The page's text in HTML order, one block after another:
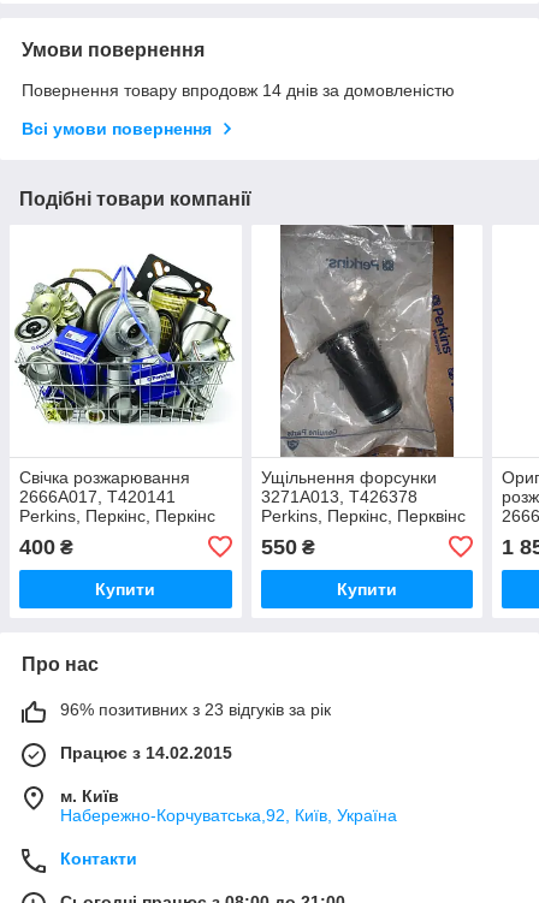
Умови повернення
Повернення товару впродовж 14 днів за домовленістю
Всі умови повернення
Подібні товари компанії
Свічка розжарювання
2666A017, T420141
Perkins, Перкінс, Перкінс
400 ₴
Купити
Ущільнення форсунки
3271A013, T426378
Perkins, Перкінс, Перквінс
550₴
Купити
1
Про нас
96% позитивних з 23 відгуків за рік
Працює з 14.02.2015
м. Київ
Набережно-Корчуватська,92, Київ, Україна
Контакти